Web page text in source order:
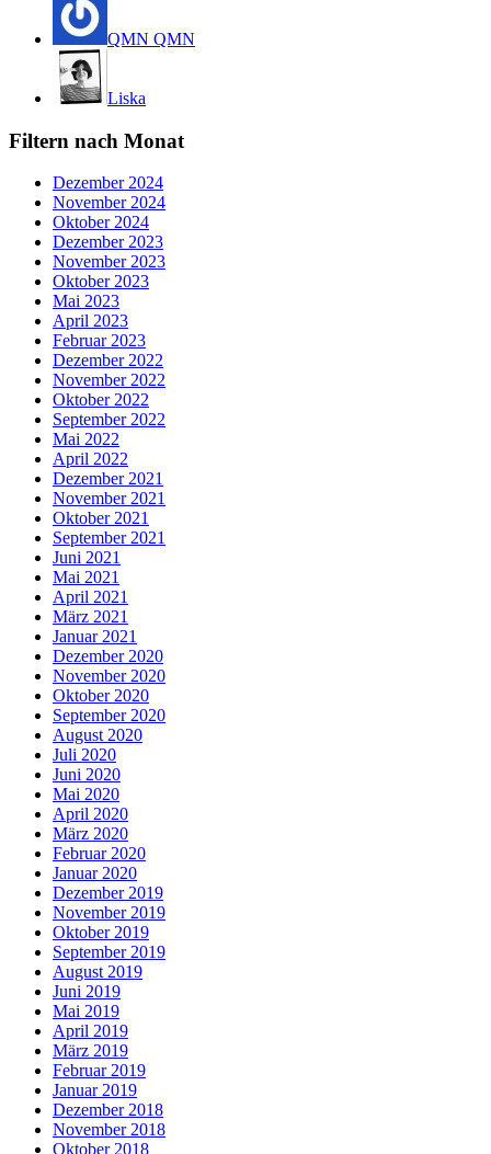
QMN QMN
Liska
Filtern nach Monat
Dezember 2024
November 2024
Oktober 2024
Dezember 2023
November 2023
Oktober 2023
Mai 2023
April 2023
Februar 2023
Dezember 2022
November 2022
Oktober 2022
September 2022
Mai 2022
April 2022
Dezember 2021
November 2021
Oktober 2021
September 2021
Juni 2021
Mai 2021
April 2021
März 2021
Januar 2021
Dezember 2020
November 2020
Oktober 2020
September 2020
August 2020
Juli 2020
Juni 2020
Mai 2020
April 2020
März 2020
Februar 2020
Januar 2020
Dezember 2019
November 2019
Oktober 2019
September 2019
August 2019
Juni 2019
Mai 2019
April 2019
März 2019
Februar 2019
Januar 2019
Dezember 2018
November 2018
Oktober 2018